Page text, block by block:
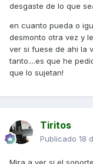
desgaste de lo que
en cuanto pueda o
desmonto otra vez y
ver si fuese de ahi la
tanto....es que he
que lo sujetan!
Tiritos
Publicado 18